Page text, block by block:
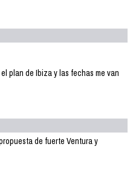
plan de Ibiza y las fechas me van
de fuerte Ventura y